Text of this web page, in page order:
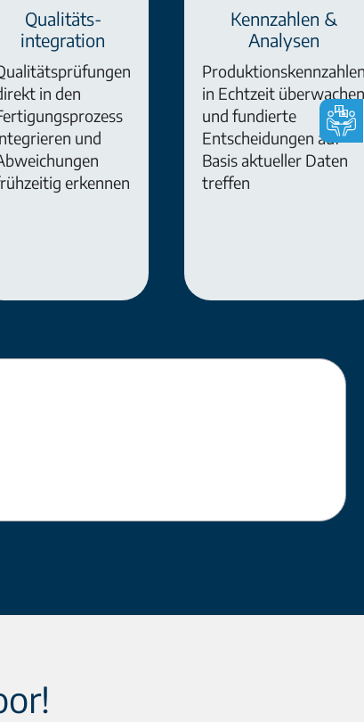
Qualitäts-
integration
in den
und
erkennen
Kennzahlen &
Analysen
in Echtzeit überwachen
und fundierte
Entscheidungen auf
Basis aktueller Daten
treffen